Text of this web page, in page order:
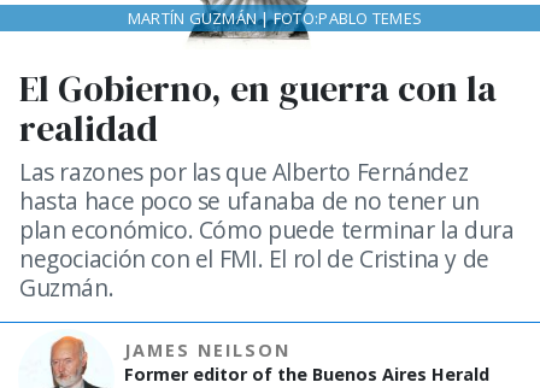
El Gobierno, en guerra con la
realidad
Las razones por las que Alberto Fernández
hasta hace poco se ufanaba de no tener un
plan económico. Cómo puede terminar la dura
negociación con el FMI. El rol de Cristina y de
Guzmán.
JAMES NEILSON
Former editor of the Buenos Aires Herald
MARTÍN GUZMÁN | FOTO:PABLO TEMES